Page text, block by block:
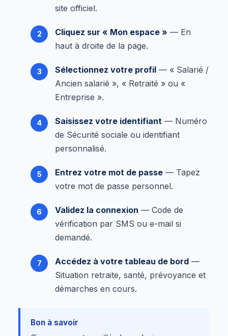
site officiel.
Cliquez sur « Mon espace » — En
haut à droite de la page.
Sélectionnez votre profil — « Salarié /
Ancien salarié », « Retraité » ou «
Entreprise ».
Saisissez votre identifiant — Numéro
de Sécurité sociale ou identifiant
personnalisé.
Entrez votre mot de passe — Tapez
votre mot de passe personnel.
Validez la connexion — Code de
vérification par SMS ou e-mail si
demandé.
Accédez à votre tableau de bord —
Situation retraite, santé, prévoyance et
démarches en cours.
Bon à savoir